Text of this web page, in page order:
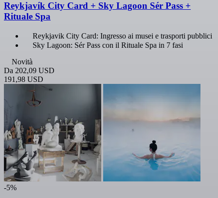
Reykjavík City Card + Sky Lagoon Sér Pass +
Rituale Spa
Reykjavik City Card: Ingresso ai musei e trasporti pubblici
Sky Lagoon: Sér Pass con il Rituale Spa in 7 fasi
Novità
Da 202,09 USD
191,98 USD
-5%